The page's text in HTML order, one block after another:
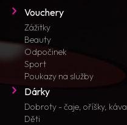
Vouchery
Zážitky
Beauty
Odpočinek
Sport
Poukazy na služby
Dárky
Dobroty - čaje, oříšky, káva
Děti